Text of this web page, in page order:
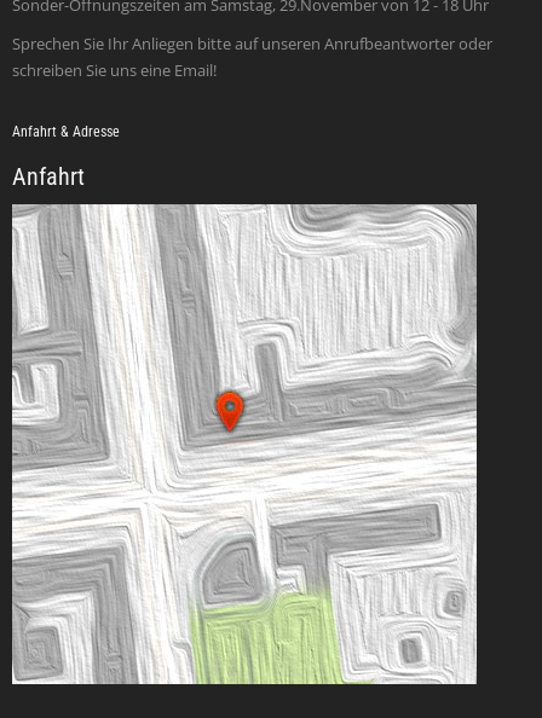
Sonder-Öffnungszeiten am Samstag, 29.November von 12 - 18 Uhr
Sprechen Sie Ihr Anliegen bitte auf unseren Anrufbeantworter oder
schreiben Sie uns eine Email!
Anfahrt & Adresse
Anfahrt